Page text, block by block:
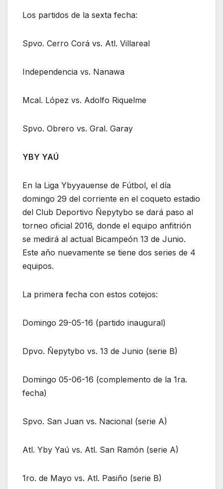
Los partidos de la sexta fecha:
Spvo. Cerro Corá vs. Atl. Villareal
Independencia vs. Nanawa
Mcal. López vs. Adolfo Riquelme
Spvo. Obrero vs. Gral. Garay
YBY YAÚ
En la Liga Ybyyauense de Fútbol, el día
domingo 29 del corriente en el coqueto estadio
del Club Deportivo Ñepytybo se dará paso al
torneo oficial 2016, donde el equipo anfitrión
se medirá al actual Bicampeón 13 de Junio.
Este año nuevamente se tiene dos series de 4
equipos.
La primera fecha con estos cotejos:
Domingo 29-05-16 (partido inaugural)
Dpvo. Ñepytybo vs. 13 de Junio (serie B)
Domingo 05-06-16 (complemento de la 1ra.
fecha)
Spvo. San Juan vs. Nacional (serie A)
Atl. Yby Yaú vs. Atl. San Ramón (serie A)
1ro. de Mayo vs. Atl. Pasiño (serie B)